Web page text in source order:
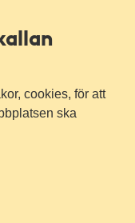
cookies, för att
ska